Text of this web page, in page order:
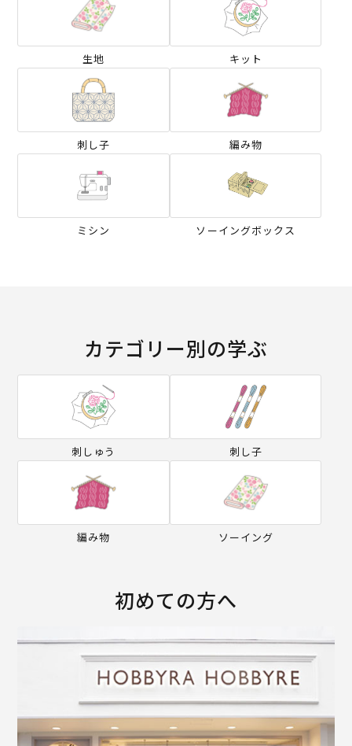
生地 キット
刺し子 編み物
ミシン ソーイングボックス
カテゴリー別の学ぶ
刺しゅう 刺し子
編み物 ソーイング
初めての方へ